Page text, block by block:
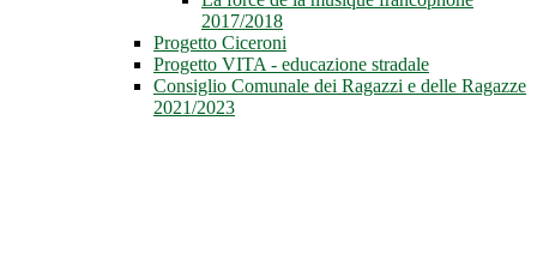
2017/2018
Progetto Ciceroni
Progetto VITA - educazione stradale
Consiglio Comunale dei Ragazzi e delle Ragazze
2021/2023